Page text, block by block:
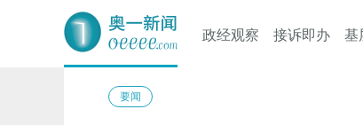
奥一网
政经观察 接诉即办 基
要闻